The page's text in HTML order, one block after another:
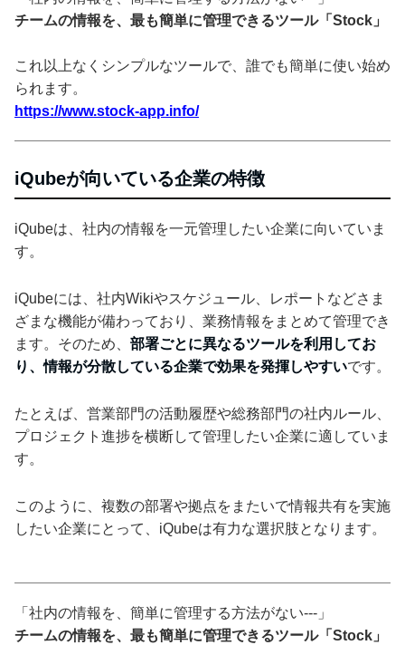
チームの情報を、最も簡単に管理できるツール「Stock」
これ以上なくシンプルなツールで、誰でも簡単に使い始め
られます。
https://www.stock-app.info/
iQubeが向いている企業の特徴
iQubeは、社内の情報を一元管理したい企業に向いていま
す。
iQubeには、社内Wikiやスケジュール、レポートなどさま
ざまな機能が備わっており、業務情報をまとめて管理でき
ます。そのため、 部署ごとに異なるツールを利用してお
り、情報が分散している企業で効果を発揮しやすいです。
たとえば、営業部門の活動履歴や総務部門の社内ルール、
プロジェクト進捗を横断して管理したい企業に適していま
す。
このように、複数の部署や拠点をまたいで情報共有を実施
したい企業にとって、iQubeは有力な選択肢となります。
「社内の情報を、簡単に管理する方法がない---」
チームの情報を、最も簡単に管理できるツール「Stock」